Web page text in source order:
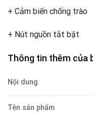
+ Cảm biến chống trào
+ Nút nguồn tắt bật
Thông tin thêm của
Nội dung
Tên sản phẩm